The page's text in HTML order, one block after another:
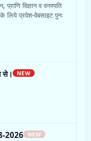
प्राणि विज्ञान व वनस्पति
के लिये प्रवेश-वेबसाइट पुनः
से। NEW
2026 NEW